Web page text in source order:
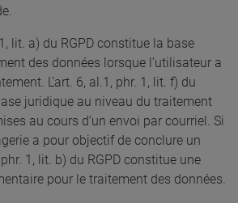
lit. a) du RGPD constitue la base
des données lorsque l’utilisateur a
L’art. 6, al.1, phr. 1, lit. f) du
juridique au niveau du traitement
au cours d’un envoi par courriel. Si
a pour objectif de conclure un
1, lit. b) du RGPD constitue une
pour le traitement des données.